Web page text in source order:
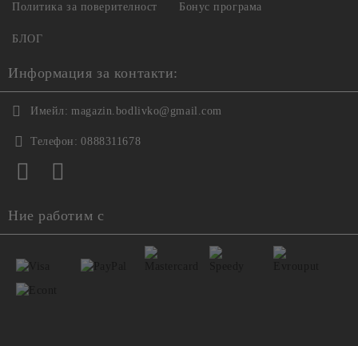
Политика за поверителност Бонус програма
БЛОГ
Информация за контакти:
Имейл: magazin.bodlivko@gmail.com
Телефон: 0888311678
Ние работим с